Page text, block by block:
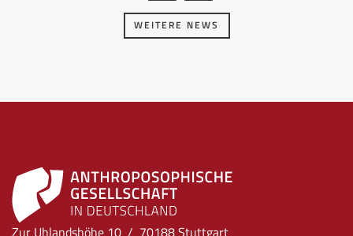
WEITERE NEWS
Zur Uhlandshöhe 10 / 70188 Stuttgart